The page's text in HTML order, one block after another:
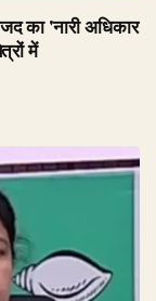
का 'नारी अधिकार
में